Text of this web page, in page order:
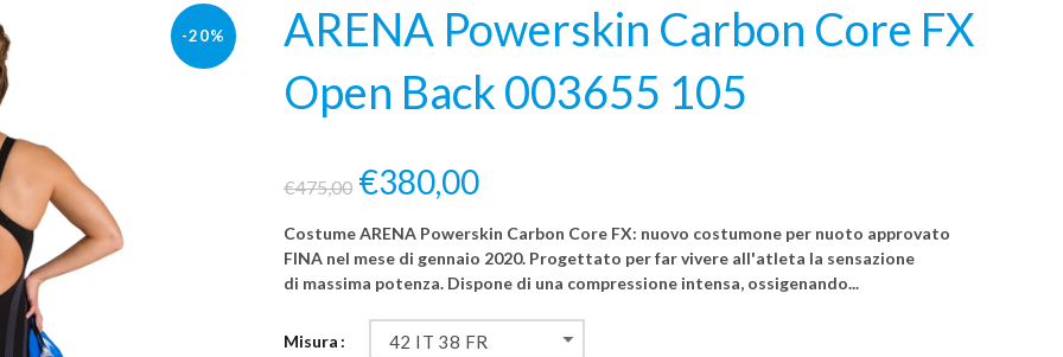
-20%
ARENA Powerskin Carbon Core FX
Open Back 003655 105
€475,00 €380,00
Costume ARENA Powerskin Carbon Core FX: nuovo costumone per nuoto approvato
FINA nel mese di gennaio 2020. Progettato per far vivere all'atleta la sensazione
di massima potenza. Dispone di una compressione intensa, ossigenando...
Misura 42 IT 38 FR